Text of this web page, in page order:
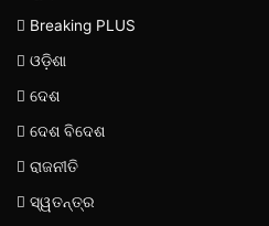
Breaking PLUS
ଓଡ଼ିଶା
ଦେଶ
ଦେଶ ବିଦେଶ
ରାଜନୀତି
ସ୍ୱତନ୍ତ୍ର